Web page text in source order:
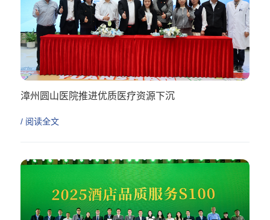
漳州圆山医院推进优质医疗资源下沉
/ 阅读全文